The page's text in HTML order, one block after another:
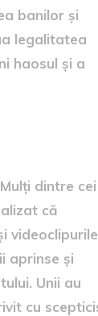
banilor și
legalitatea
haosul și a
dintre cei
că
videoclipurile
aprinse și
Unii au
cu